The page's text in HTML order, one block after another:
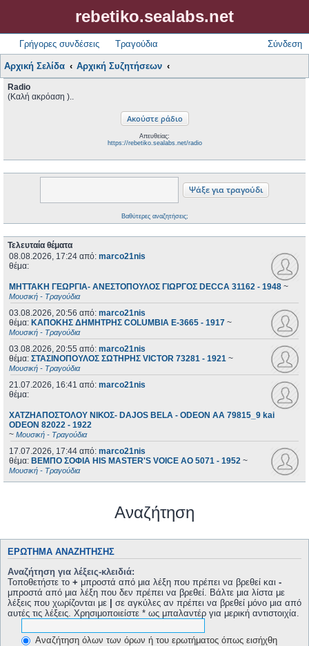
rebetiko.sealabs.net
Γρήγορες συνδέσεις Τραγούδια Σύνδεση
Αρχική Σελίδα Αρχική Συζητήσεων
Radio
(Καλή ακρόαση )..
Απευθείας:
https://rebetiko.sealabs.net/radio
Βαθύτερες αναζητήσεις;
Τελευταία θέματα
08.08.2026, 17:24 από: marco21nis
θέμα:
ΜΗΤΤΑΚΗ ΓΕΩΡΓΙΑ- ΑΝΕΣΤΟΠΟΥΛΟΣ ΓΙΩΡΓΟΣ DECCA 31162 - 1948 ~
Μουσική - Τραγούδια
03.08.2026, 20:56 από: marco21nis
θέμα: ΚΑΠΟΚΗΣ ΔΗΜΗΤΡΗΣ COLUMBIA E-3665 - 1917 ~
Μουσική - Τραγούδια
03.08.2026, 20:55 από: marco21nis
θέμα: ΣΤΑΣΙΝΟΠΟΥΛΟΣ ΣΩΤΗΡΗΣ VICTOR 73281 - 1921 ~
Μουσική - Τραγούδια
21.07.2026, 16:41 από: marco21nis
θέμα:
ΧΑΤΖΗΑΠΟΣΤΟΛΟΥ ΝΙΚΟΣ- DAJOS BELA - ODEON AA 79815_9 kai
ODEON 82022 - 1922
~ Μουσική - Τραγούδια
17.07.2026, 17:44 από: marco21nis
θέμα: ΒΕΜΠΟ ΣΟΦΙΑ HIS MASTER'S VOICE AO 5071 - 1952 ~
Μουσική - Τραγούδια
Αναζήτηση
ΕΡΏΤΗΜΑ ΑΝΑΖΉΤΗΣΗΣ
Αναζήτηση για λέξεις-κλειδιά:
Τοποθετήστε το + μπροστά από μια λέξη που πρέπει να βρεθεί και -
μπροστά από μια λέξη που δεν πρέπει να βρεθεί. Βάλτε μια λίστα με
λέξεις που χωρίζονται με | σε αγκύλες αν πρέπει να βρεθεί μόνο μια από
αυτές τις λέξεις. Χρησιμοποιείστε * ως μπαλαντέρ για μερική αντιστοιχία.
Αναζήτηση όλων των όρων ή του ερωτήματος όπως εισήχθη